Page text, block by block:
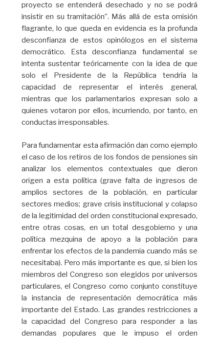
proyecto se entenderá desechado y no se podrá
insistir en su tramitación”. Más allá de esta omisión
flagrante, lo que queda en evidencia es la profunda
desconfianza de estos opinólogos en el sistema
democrático. Esta desconfianza fundamental se
intenta sustentar teóricamente con la idea de que
solo el Presidente de la República tendría la
capacidad de representar el interés general,
mientras que los parlamentarios expresan solo a
quienes votaron por ellos, incurriendo, por tanto, en
conductas irresponsables.
Para fundamentar esta afirmación dan como ejemplo
el caso de los retiros de los fondos de pensiones sin
analizar los elementos contextuales que dieron
origen a esta política (grave falta de ingresos de
amplios sectores de la población, en particular
sectores medios; grave crisis institucional y colapso
de la legitimidad del orden constitucional expresado,
entre otras cosas, en un total desgobierno y una
política mezquina de apoyo a la población para
enfrentar los efectos de la pandemia cuando más se
necesitaba). Pero más importante es que, si bien los
miembros del Congreso son elegidos por universos
particulares, el Congreso como conjunto constituye
la instancia de representación democrática más
importante del Estado. Las grandes restricciones a
la capacidad del Congreso para responder a las
demandas populares que le impuso el orden